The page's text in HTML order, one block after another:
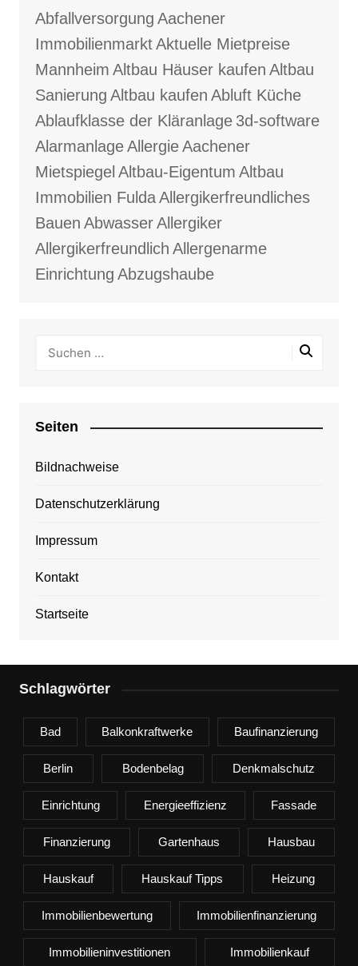
Abfallversorgung Aachener
ImmobilienmarktAktuelle Mietpreise
Mannheim Altbau Häuser kaufen Altbau
Sanierung Altbau kaufen Abluft Küche
Ablaufklasse der Kläranlage 3d-software
AlarmanlageAllergieAachener
Mietspiegel Altbau-Eigentum Altbau
Immobilien FuldaAllergikerfreundliches
Bauen AbwasserAllergiker
Allergikerfreundlich Allergenarme
Einrichtung Abzugshaube
Seiten
Bildnachweise
Datenschutzerklärung
Impressum
Kontakt
Startseite
Schlagwörter
Bad Balkonkraftwerke Baufinanzierung
Berlin Bodenbelag Denkmalschutz
Einrichtung Energieeffizienz Fassade
Finanzierung Gartenhaus Hausbau
Hauskauf Hauskauf Tipps Heizung
Immobilienbewertung Immobilienfinanzierung
Immobilieninvestitionen Immobilienkauf